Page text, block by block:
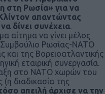
στη Ρωσία» για να
απαντώντας
δίνει συνέχεια.
αίτημα να γίνει μέλος
Ρωσίας-ΝΑΤΟ
και της Βορειοατλαντικής
εταιρική συνεργασία.
στο ΝΑΤΟ χωρών του
διαδικασία της
απειλή άρχισε να την